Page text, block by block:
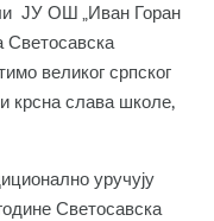
ЈУ ОШ „Иван Горан
Светосавска
великог српског
крсна слава школе,
уручују
Светосавска